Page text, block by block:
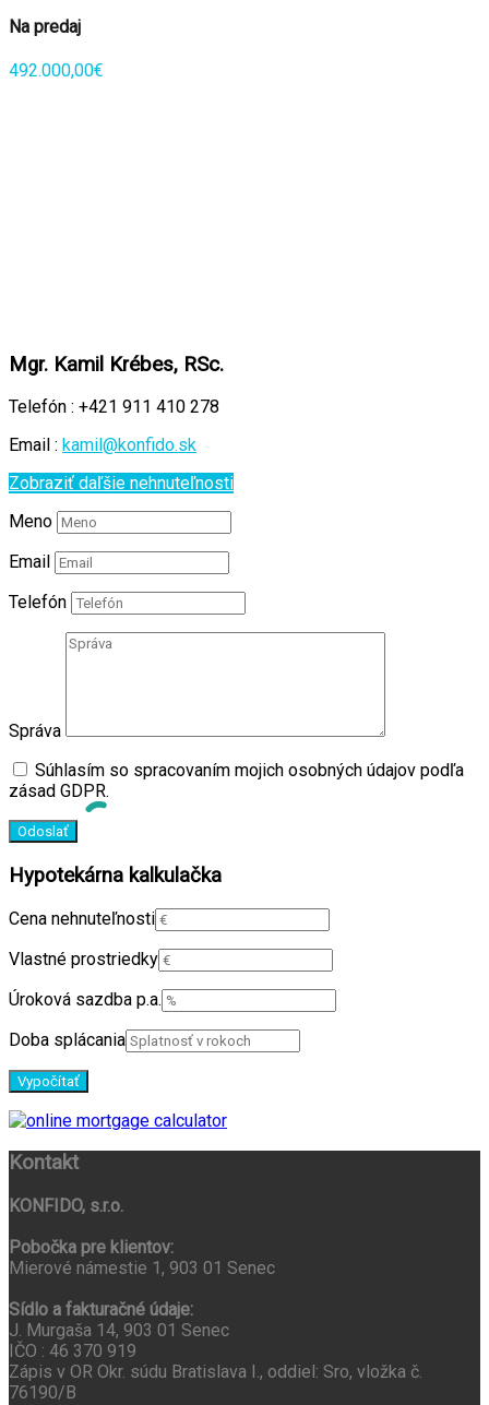
Na predaj
492.000,00€
Mgr. Kamil Krébes, RSc.
Telefón : +421 911 410 278
Email : kamil@konfido.sk
Zobraziť daľšie nehnuteľnosti
Meno
Email
Telefón
Správa
Súhlasím so spracovaním mojich osobných údajov podľa
zásad GDPR.
Hypotekárna kalkulačka
Cena nehnuteľnosti
Vlastné prostriedky
Úroková sazdba p.a.
Doba splácania
Kontakt
KONFIDO, s.r.o.
Pobočka pre klientov:
Mierové námestie 1, 903 01 Senec
Sídlo a fakturačné údaje:
J. Murgaša 14, 903 01 Senec
IČO : 46 370 919
Zápis v OR Okr. súdu Bratislava I., oddiel: Sro, vložka č.
76190/B